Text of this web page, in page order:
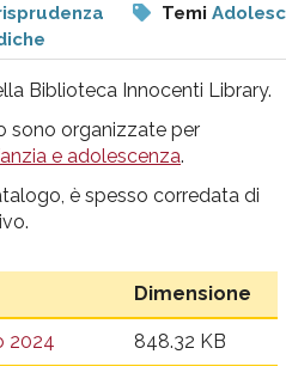
Temi
Biblioteca Innocenti Library.
sono organizzate per
e adolescenza.
è spesso corredata di
Dimensione
2024 848.32 KB